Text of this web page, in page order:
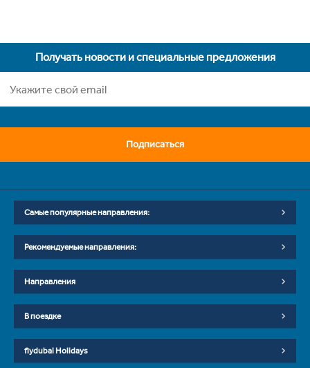
Получать новости и специальные предложения
Подписаться
Самые популярные направления:
Рекомендуемые направления:
Направления
В поездке
flydubai Holidays